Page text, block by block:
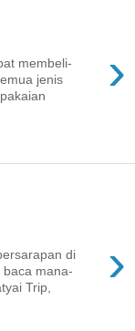
›
membeli-
jenis
›
di
baca mana-
Trip,